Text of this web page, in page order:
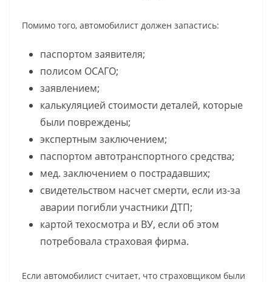
Помимо того, автомобилист должен запастись:
паспортом заявителя;
полисом ОСАГО;
заявлением;
калькуляцией стоимости деталей, которые
были повреждены;
экспертным заключением;
паспортом автотранспортного средства;
мед. заключением о пострадавших;
свидетельством насчет смерти, если из-за
аварии погибли участники ДТП;
картой техосмотра и ВУ, если об этом
потребовала страховая фирма.
Если автомобилист считает, что страховщиком были